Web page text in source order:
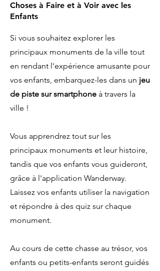
Choses à Faire et à Voir avec les
Enfants
Si vous souhaitez explorer les
principaux monuments de la ville tout
en rendant l'expérience amusante pour
vos enfants, embarquez-les dans un jeu
de piste sur smartphone à travers la
ville !
Vous apprendrez tout sur les
principaux monuments et leur histoire,
tandis que vos enfants vous guideront,
grâce à l'application Wanderway.
Laissez vos enfants utiliser la navigation
et répondre à des quiz sur chaque
monument.
Au cours de cette chasse au trésor, vos
enfants ou petits-enfants seront guidés